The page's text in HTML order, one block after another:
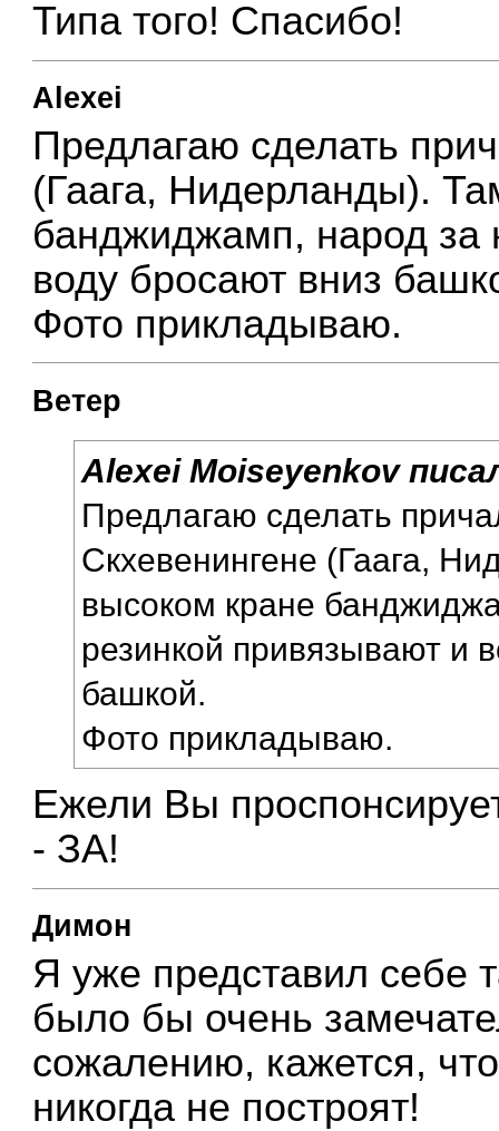
Типа того! Спасибо!
Alexei
Предлагаю сделать
(Гаага, Нидерланды).
банджиджамп, народ за
воду бросают вниз
Фото прикладываю.
Ветер
Alexei Moiseyenkov
Предлагаю сделать
Скхевенингене (Гаага,
высоком кране
резинкой привязывают и
башкой.
Фото прикладываю.
Ежели Вы
- ЗА!
Димон
Я уже представил себе
было бы очень
сожалению, кажется,
никогда не построят!